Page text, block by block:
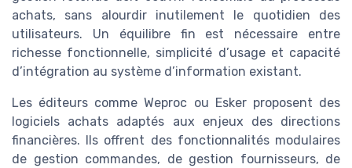
achats, sans alourdir inutilement le quotidien des
utilisateurs. Un équilibre fin est nécessaire entre
richesse fonctionnelle, simplicité d’usage et capacité
d’intégration au système d’information existant.
Les éditeurs comme Weproc ou Esker proposent des
logiciels achats adaptés aux enjeux des directions
financières. Ils offrent des fonctionnalités modulaires
de gestion commandes, de gestion fournisseurs, de